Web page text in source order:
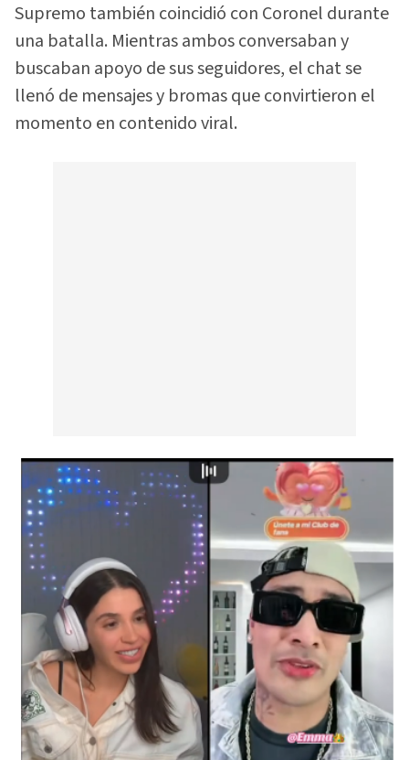
Supremo también coincidió con Coronel durante
una batalla. Mientras ambos conversaban y
buscaban apoyo de sus seguidores, el chat se
llenó de mensajes y bromas que convirtieron el
momento en contenido viral.